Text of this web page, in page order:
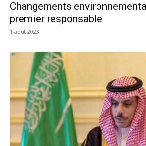
Changements
premier responsable
1 août 2023